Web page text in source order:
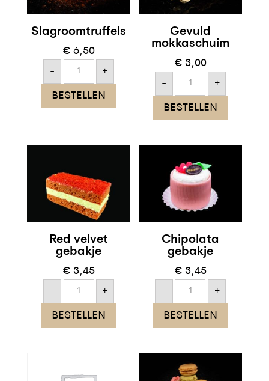
Slagroomtruffels
€ 6,50
-
aantal
+
BESTELLEN
Gevuld
mokkaschuim
€ 3,00
-
mokkaschuim
aantal
+
BESTELLEN
Red velvet
gebakje
€ 3,45
-
velvet
gebakje
aantal
+
BESTELLEN
Chipolata
gebakje
€ 3,45
-
gebakje
aantal
+
BESTELLEN